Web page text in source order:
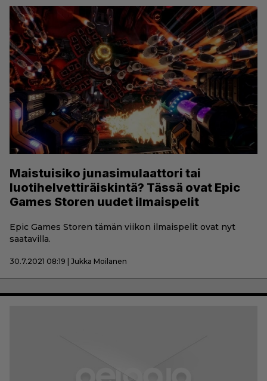
Maistuisiko junasimulaattori tai
luotihelvettiräiskintä? Tässä ovat Epic
Games Storen uudet ilmaispelit
Epic Games Storen tämän viikon ilmaispelit ovat nyt
saatavilla.
30.7.2021 08:19 | Jukka Moilanen